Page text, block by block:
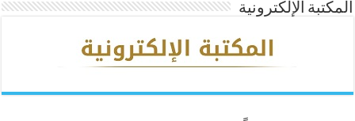
المكتبة الإلكترونية